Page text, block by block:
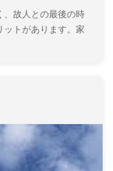
、故人との最後の時
ットがあります。家